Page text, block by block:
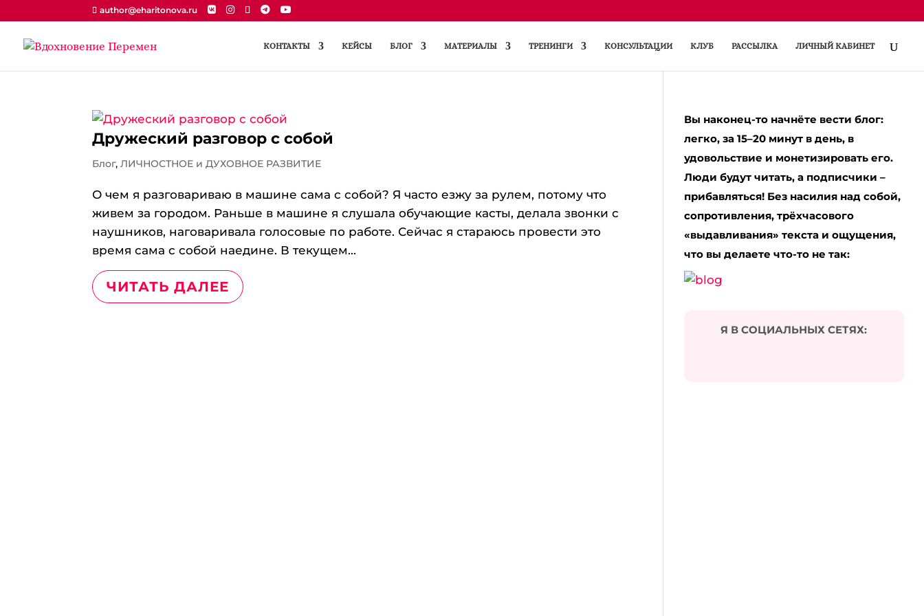
author@eharitonova.ru
КОНТАКТЫ КЕЙСЫ БЛОГ МАТЕРИАЛЫ ТРЕНИНГИ КОНСУЛЬТАЦИИ КЛУБ РАССЫЛКА ЛИЧНЫЙ КАБИНЕТ
Дружеский разговор с собой
Блог,ЛИЧНОСТНОЕ и ДУХОВНОЕ РАЗВИТИЕ
О чем я разговариваю в машине сама с собой? Я часто езжу за рулем, потому что
живем за городом. Раньше в машине я слушала обучающие касты, делала звонки с
наушников, наговаривала голосовые по работе. Сейчас я стараюсь провести это
время сама с собой наедине. В текущем...
ЧИТАТЬ ДАЛЕЕ
Вы наконец-то начнёте вести блог:
легко, за 15–20 минут в день, в
удовольствие и монетизировать его.
Люди будут читать, а подписчики –
прибавляться! Без насилия над собой,
сопротивления, трёхчасового
«выдавливания» текста и ощущения,
что вы делаете что-то не так:
Я В СОЦИАЛЬНЫХ СЕТЯХ: